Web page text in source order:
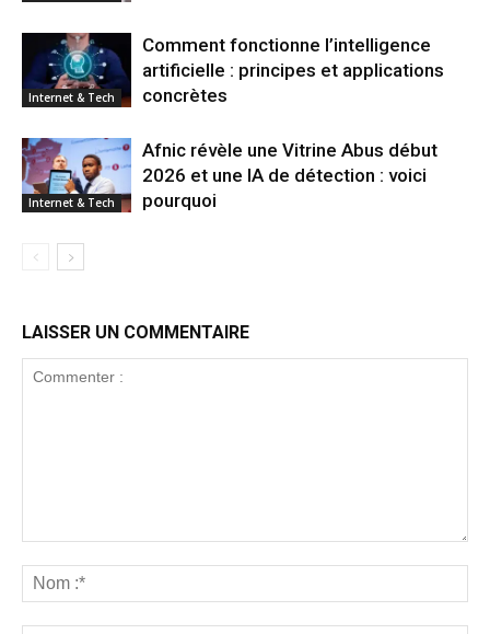
Internet & Tech
Comment fonctionne l’intelligence
artificielle : principes et applications
concrètes
Internet & Tech
Afnic révèle une Vitrine Abus début
2026 et une IA de détection : voici
pourquoi
LAISSER UN COMMENTAIRE